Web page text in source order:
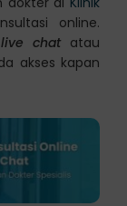
online.
live chatatau
akses kapan